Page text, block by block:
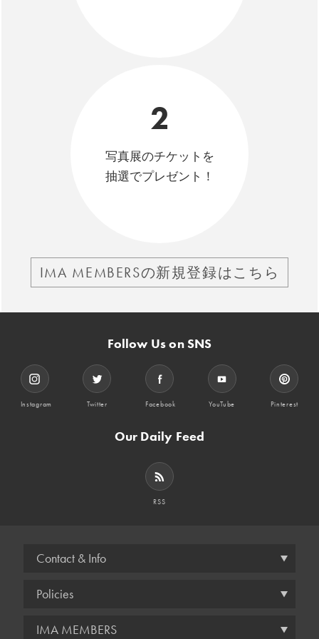
2
写真展のチケットを
抽選でプレゼント！
IMA MEMBERSの新規登録はこちら
Follow Us on SNS
Instagram Twitter Facebook YouTube Pinterest
Our Daily Feed
RSS
Contact & Info
Policies
IMA MEMBERS